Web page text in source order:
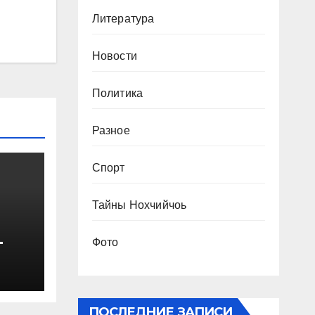
Литература
Новости
Политика
Разное
Спорт
Тайны Нохчийчоь
Фото